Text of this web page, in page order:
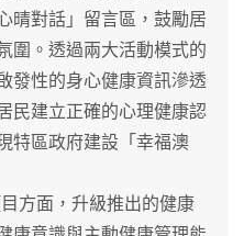
晴對話」留言區，鼓勵居
圍。透過兩大活動模式的
發性的身心健康資訊滲透
民建立正確的心理健康認
特區政府建設「幸福澳
方面，升級推出的健康